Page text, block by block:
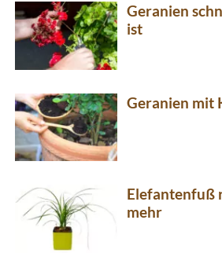
Geranien
ist
Geranien mit
Elefantenfuß
mehr